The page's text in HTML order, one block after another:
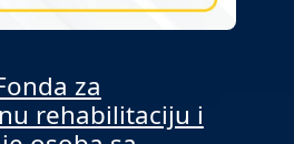
za
rehabilitaciju i